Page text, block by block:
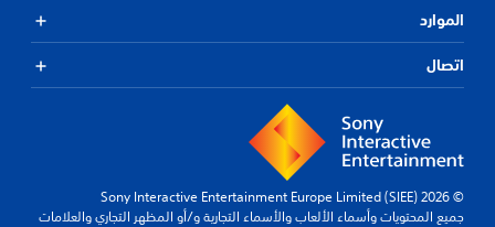
الموارد
اتصال
© 2026 Sony Interactive Entertainment Europe Limited (SIEE)
جميع المحتويات وأسماء الألعاب والأسماء التجارية و/أو المظهر التجاري والعلامات